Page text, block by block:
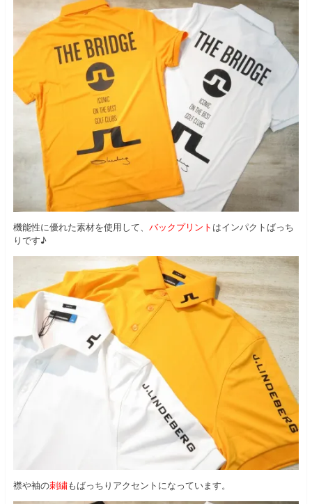
機能性に優れた素材を使用して、 バックプリント はインパクトばっち
りです♪
襟や袖の刺繍もばっちりアクセントになっています。